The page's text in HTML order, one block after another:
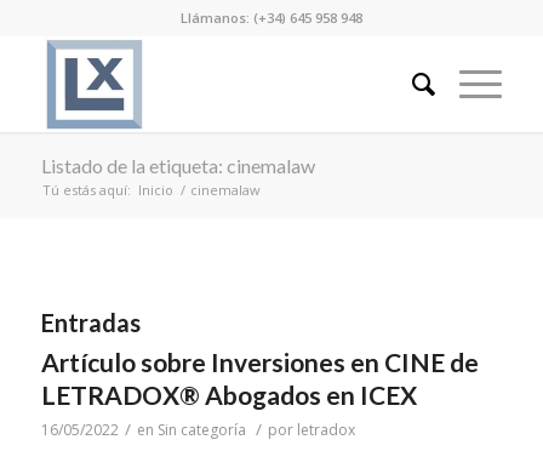
Llámanos: (+34) 645 958 948
Listado de la etiqueta: cinemalaw
Tú estás aquí: Inicio / cinemalaw
Entradas
Artículo sobre Inversiones en CINE de
LETRADOX® Abogados en ICEX
16/05/2022 / en Sin categoría / por letradox